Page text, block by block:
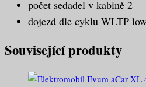
počet sedadel v kabině 2
dojezd dle cyklu WLTP
Související produkty